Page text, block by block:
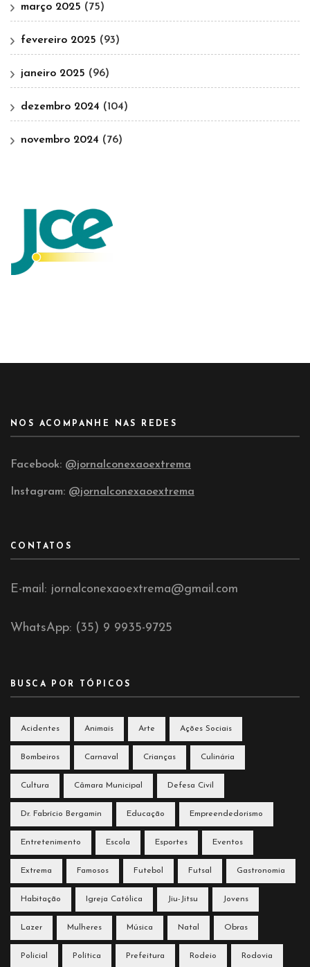
março 2025 (75)
fevereiro 2025 (93)
janeiro 2025 (96)
dezembro 2024 (104)
novembro 2024 (76)
NOS ACOMPANHE NAS REDES
Facebook: @jornalconexaoextrema
Instagram: @jornalconexaoextrema
CONTATOS
E-mail: jornalconexaoextrema@gmail.com
WhatsApp: (35) 9 9935-9725
BUSCA POR TÓPICOS
Acidentes Animais Arte Ações Sociais
Bombeiros Carnaval Crianças Culinária
Cultura Câmara Municipal Defesa Civil
Dr. Fabrício Bergamin Educação Empreendedorismo
Entretenimento Escola Esportes Eventos
Extrema Famosos Futebol Futsal Gastronomia
Habitação Igreja Católica Jiu-Jitsu Jovens
Lazer Mulheres Música Natal Obras
Policial Política Prefeitura Rodeio Rodovia